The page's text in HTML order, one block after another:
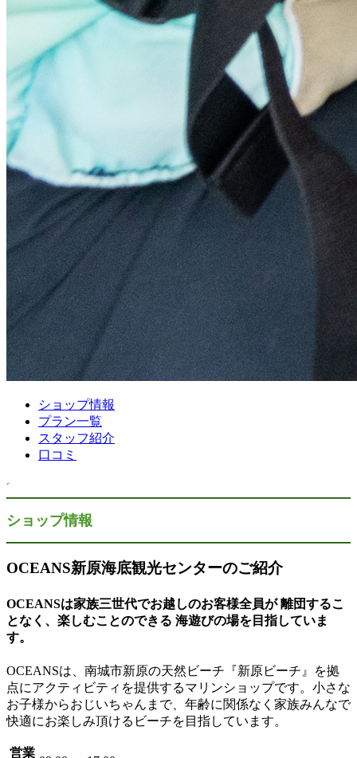
ショップ情報
プラン一覧
スタッフ紹介
口コミ
ショップ情報
OCEANS新原海底観光センターのご紹介
OCEANSは家族三世代でお越しのお客様全員が 離団するこ
となく、楽しむことのできる 海遊びの場を目指していま
す。
OCEANSは、南城市新原の天然ビーチ『新原ビーチ』を拠
点にアクティビティを提供するマリンショップです。小さな
お子様からおじいちゃんまで、年齢に関係なく家族みんなで
快適にお楽しみ頂けるビーチを目指しています。
営業